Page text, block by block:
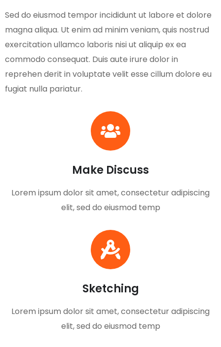
Sed do eiusmod tempor incididunt ut labore et dolore
magna aliqua. Ut enim ad minim veniam, quis nostrud
exercitation ullamco laboris nisi ut aliquip ex ea
commodo consequat. Duis aute irure dolor in
reprehen derit in voluptate velit esse cillum dolore eu
fugiat nulla pariatur.
Make Discuss
Lorem ipsum dolor sit amet, consectetur adipiscing
elit, sed do eiusmod temp
Sketching
Lorem ipsum dolor sit amet, consectetur adipiscing
elit, sed do eiusmod temp